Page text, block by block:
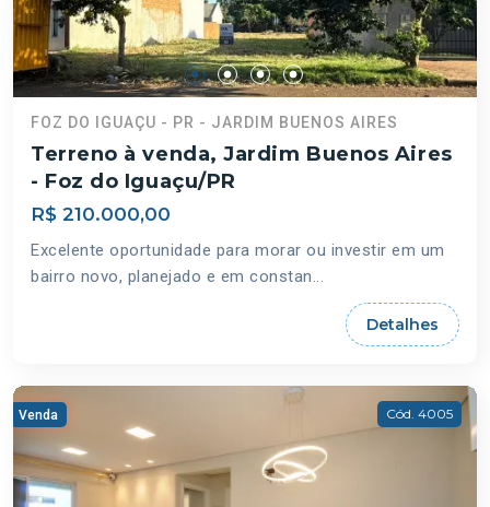
FOZ DO IGUAÇU - PR - JARDIM BUENOS AIRES
Terreno à venda, Jardim Buenos Aires
- Foz do Iguaçu/PR
R$ 210.000,00
Excelente oportunidade para morar ou investir em um
bairro novo, planejado e em constan...
Detalhes
Venda Cód. 4005